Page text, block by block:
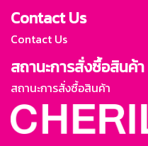
Contact Us
Contact Us
สถานะการสั่งซื้อสินค้า
สถานะการสั่งซื้อสินค้า